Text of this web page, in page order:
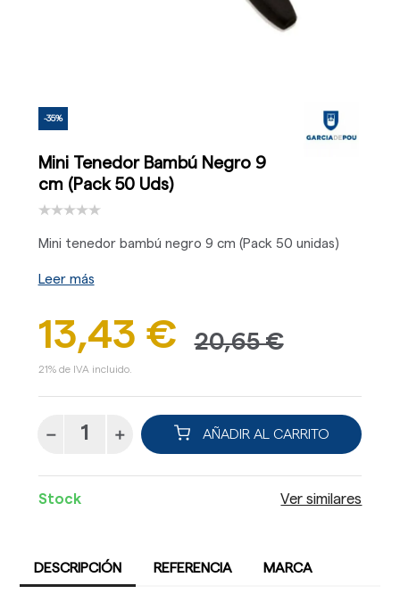
-35%
Mini Tenedor Bambú Negro 9
cm (Pack 50 Uds)
Mini tenedor bambú negro 9 cm (Pack 50 unidas)
Leer más
13,43 € 20,65 €
21% de IVA incluido.
AÑADIR AL CARRITO
Stock Ver similares
DESCRIPCIÓN REFERENCIA MARCA